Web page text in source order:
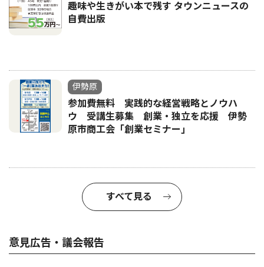
趣味や生きがい本で残す タウンニュースの
自費出版
伊勢原
参加費無料 実践的な経営戦略とノウハ
ウ 受講生募集 創業・独立を応援 伊勢
原市商工会「創業セミナー｣
すべて見る
意見広告・議会報告